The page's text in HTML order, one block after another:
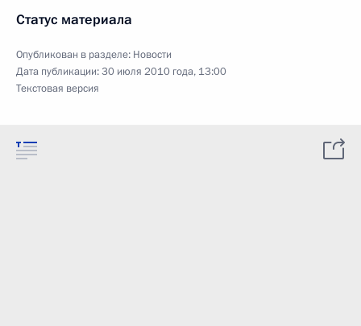
Статус материала
Опубликован в разделе: Новости
Дата публикации:30 июля 2010 года, 13:00
Текстовая версия